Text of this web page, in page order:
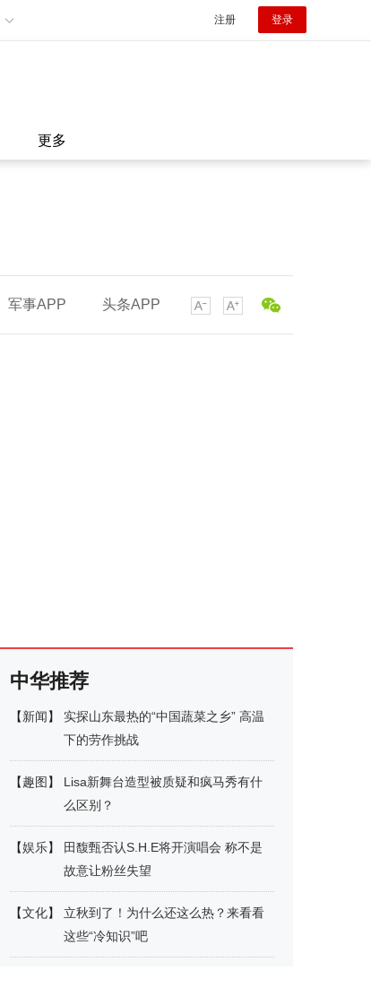
注册 登录
更多
军事APP 头条APP
中华推荐
【新闻】
实探山东最热的“中国蔬菜之乡” 高温
下的劳作挑战
【趣图 】
Lisa新舞台造型被质疑和疯马秀有什
么区别？
【娱乐】
田馥甄否认S.H.E将开演唱会 称不是
故意让粉丝失望
【文化】
立秋到了！为什么还这么热？来看看
这些“冷知识”吧